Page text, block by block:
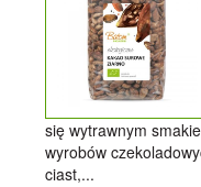
się wytrawnym
wyrobów
ciast,...